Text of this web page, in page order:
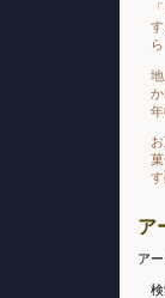
年
す
ア
ア